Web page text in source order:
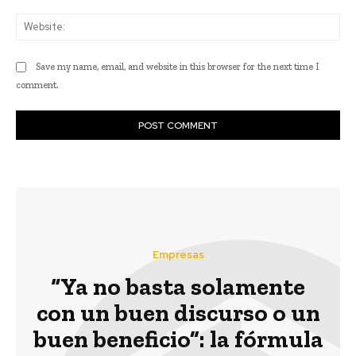
Save my name, email, and website in this browser for the next time I
comment.